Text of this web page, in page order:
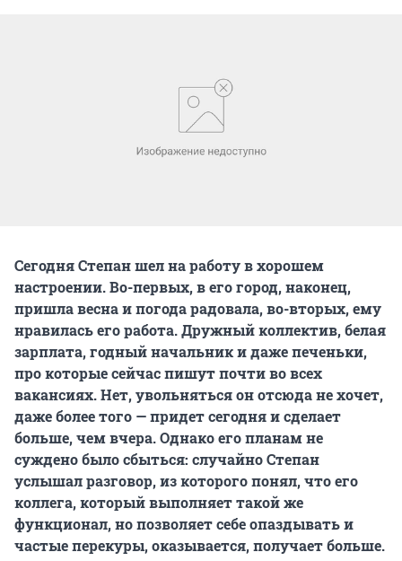
Сегодня Степан шел на работу в хорошем
настроении. Во-первых, в его город, наконец,
пришла весна и погода радовала, во-вторых, ему
нравилась его работа. Дружный коллектив, белая
зарплата, годный начальник и даже печеньки,
про которые сейчас пишут почти во всех
вакансиях. Нет, увольняться он отсюда не хочет,
даже более того — придет сегодня и сделает
больше, чем вчера. Однако его планам не
суждено было сбыться: случайно Степан
услышал разговор, из которого понял, что его
коллега, который выполняет такой же
функционал, но позволяет себе опаздывать и
частые перекуры, оказывается, получает больше.